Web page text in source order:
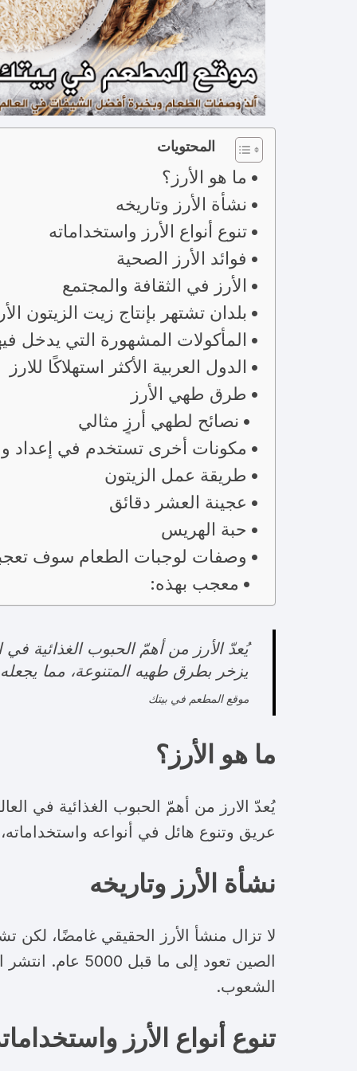
المحتويات
ما هو الأرز؟
نشأة الأرز وتاريخه
تنوع أنواع الأرز واستخداماته
فوائد الأرز الصحية
الأرز في الثقافة والمجتمع
بلدان تشتهر بإنتاج زيت الزيتون
المأكولات المشهورة التي يدخل
الدول العربية الأكثر استهلاكًا للارز
طرق طهي الأرز
نصائح لطهي أرزٍ مثالي
مكونات أخرى تستخدم في إعداد
طريقة عمل الزيتون
عجينة العشر دقائق
حبة الهريس
وصفات لوجبات الطعام سوف
معجب بهذه:
يُعدّ الأرز من أهمّ الحبوب الغذائية
يزخر بطرق طهيه المتنوعة، مما
موقع المطعم في بيتك
ما هو الأرز؟
يُعدّ الارز من أهمّ الحبوب الغذائية في
عريق وتنوع هائل في أنواعه
نشأة الأرز وتاريخه
لا تزال منشأ الأرز الحقيقي غامضًا،
الصين تعود
الشعوب.
تنوع أنواع الأرز